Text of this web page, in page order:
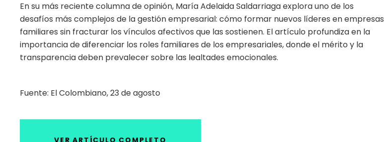
En su más reciente columna de opinión, María Adelaida Saldarriaga explora uno de los
desafíos más complejos de la gestión empresarial: cómo formar nuevos líderes en empresas
familiares sin fracturar los vínculos afectivos que las sostienen. El artículo profundiza en la
importancia de diferenciar los roles familiares de los empresariales, donde el mérito y la
transparencia deben prevalecer sobre las lealtades emocionales.
Fuente: El Colombiano, 23 de agosto
VER ARTÍCULO COMPLETO